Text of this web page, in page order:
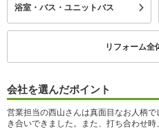
浴室・バス・ユニットバス
リフォーム全
会社を選んだポイント
営業担当の西山さんは真面目なお人柄
き合いできました。また、打ち合わせ